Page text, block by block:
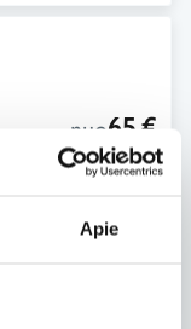
Apie
nuo65 €